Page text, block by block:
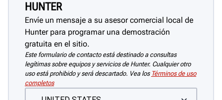
HUNTER
Envíe un mensaje a su asesor comercial local de
Hunter para programar una demostración
gratuita en el sitio.
Este formulario de contacto está destinado a consultas
legítimas sobre equipos y servicios de Hunter. Cualquier otro
uso está prohibido y será descartado. Vea los Términos de uso
completos